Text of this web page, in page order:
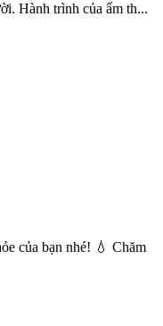
Hành trình của ẩm th...
của bạn nhé! 💧 Chăm